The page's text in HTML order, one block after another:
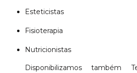
Esteticistas
Fisioterapia
Nutricionistas
Disponibilizamos também